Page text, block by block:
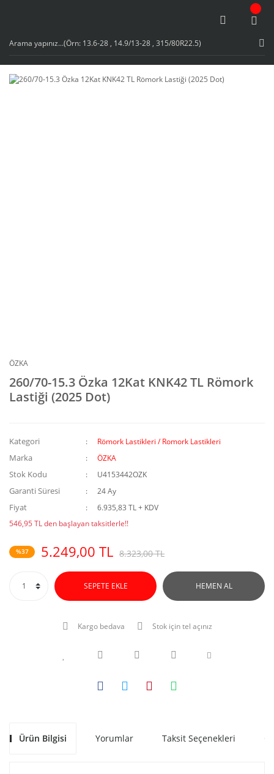
ÖZKA
260/70-15.3 Özka 12Kat KNK42 TL Römork
Lastiği (2025 Dot)
Kategori Römork Lastikleri / Romork Lastikleri
Marka ÖZKA
Stok Kodu U4153442OZK
Garanti Süresi 24 Ay
Fiyat
6.935,83 TL + KDV
546,95 TL den başlayan taksitlerle!!
%37 5.249,00 TL 8.323,00 TL
SEPETE EKLE HEMEN AL
Kargo bedava Stok için tel açınız
Ürün Bilgisi Yorumlar Taksit Seçenekleri